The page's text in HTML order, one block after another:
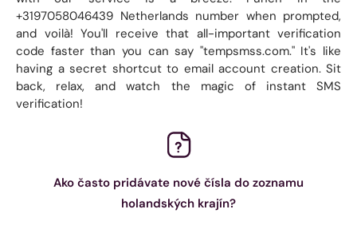
+3197058046439 Netherlands number when prompted,
and voilà! You'll receive that all-important verification
code faster than you can say "tempsmss.com." It's like
having a secret shortcut to email account creation. Sit
back, relax, and watch the magic of instant SMS
verification!
Ako často pridávate nové čísla do zoznamu
holandských krajín?